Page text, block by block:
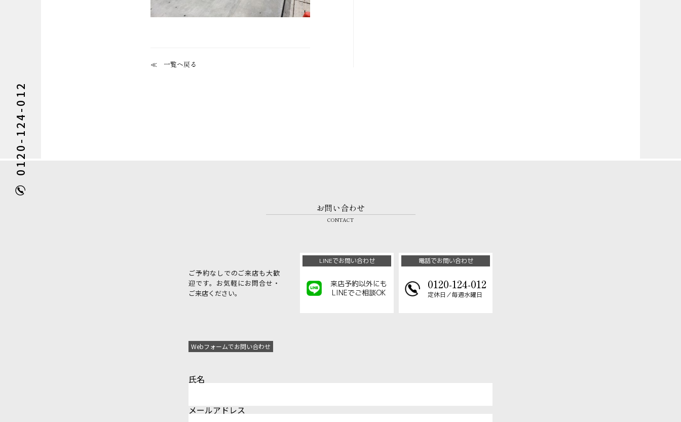
0120-124-012
一覧へ戻る
お問い合わせ
CONTACT
ご予約なしでのご来店も大歓
迎です。お気軽にお問合せ・
ご来店ください。
LINEでお問い合わせ
来店予約以外にも
LINEでご相談OK
電話でお問い合わせ
0120-124-012
定休日／毎週水曜日
Webフォームでお問い合わせ
氏名
メールアドレス